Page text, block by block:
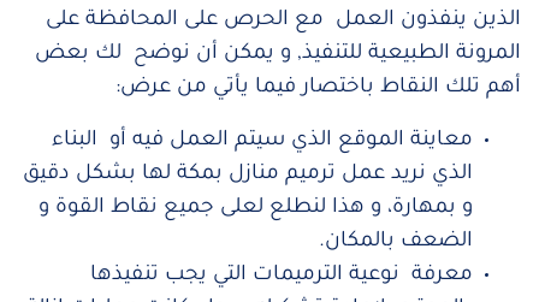
الذين ينفذون العمل مع الحرص على المحافظة على
المرونة الطبيعية للتنفيذ, و يمكن أن نوضح لك بعض
أهم تلك النقاط باختصار فيما يأتي من عرض:
معاينة الموقع الذي سيتم العمل فيه أو البناء
الذي نريد عمل ترميم منازل بمكة لها بشكل دقيق
و بمهارة، و هذا لنطلع لعلى جميع نقاط القوة و
الضعف بالمكان.
معرفة نوعية الترميمات التي يجب تنفيذها